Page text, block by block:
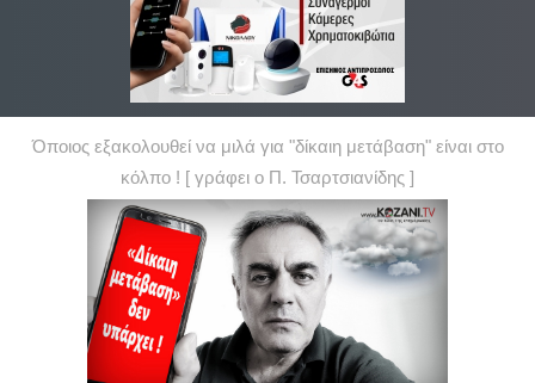
Όποιος εξακολουθεί να μιλά για "δίκαιη μετάβαση" είναι στο
κόλπο ! [ γράφει ο Π. Τσαρτσιανίδης ]